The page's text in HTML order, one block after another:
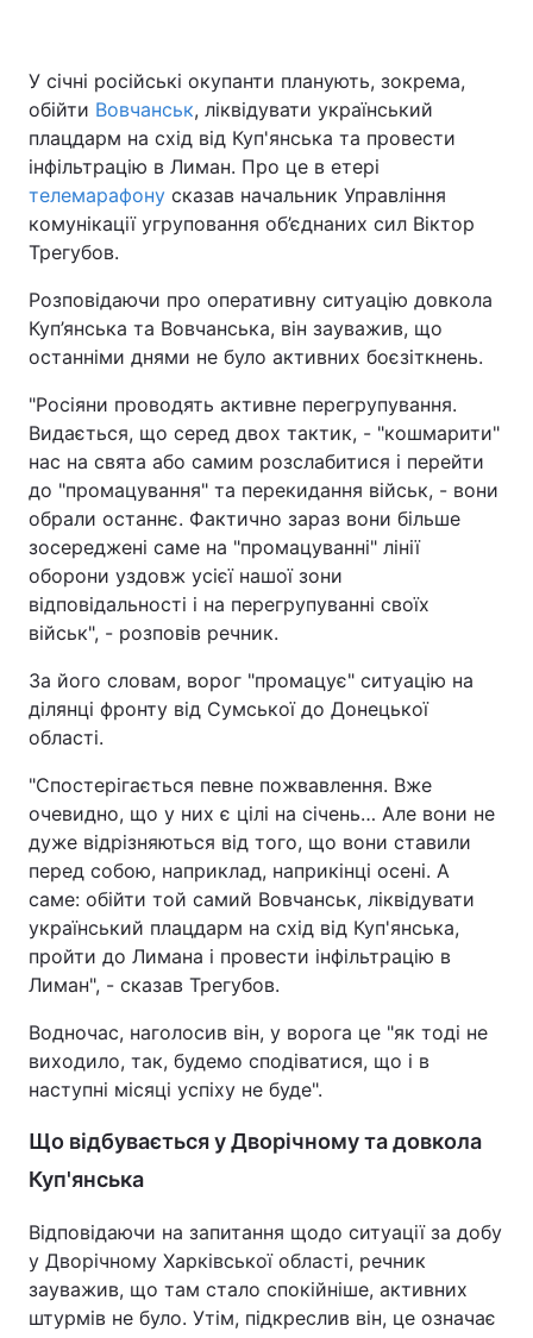
У січні російські окупанти планують, зокрема,
обійти Вовчанськ, ліквідувати український
плацдарм на схід від Куп'янська та провести
інфільтрацію в Лиман. Про це в етері
телемарафону сказав начальник Управління
комунікації угруповання об’єднаних сил Віктор
Трегубов.
Розповідаючи про оперативну ситуацію довкола
Куп’янська та Вовчанська, він зауважив, що
останніми днями не було активних боєзіткнень.
"Росіяни проводять активне перегрупування.
Видається, що серед двох тактик, - "кошмарити"
нас на свята або самим розслабитися і перейти
до "промацування" та перекидання військ, - вони
обрали останнє. Фактично зараз вони більше
зосереджені саме на "промацуванні" лінії
оборони уздовж усієї нашої зони
відповідальності і на перегрупуванні своїх
військ", - розповів речник.
За його словам, ворог "промацує" ситуацію на
ділянці фронту від Сумської до Донецької
області.
"Спостерігається певне пожвавлення. Вже
очевидно, що у них є цілі на січень… Але вони не
дуже відрізняються від того, що вони ставили
перед собою, наприклад, наприкінці осені. А
саме: обійти той самий Вовчанськ, ліквідувати
український плацдарм на схід від Куп'янська,
пройти до Лимана і провести інфільтрацію в
Лиман", - сказав Трегубов.
Водночас, наголосив він, у ворога це "як тоді не
виходило, так, будемо сподіватися, що і в
наступні місяці успіху не буде".
Що відбувається у Дворічному та довкола
Куп'янська
Відповідаючи на запитання щодо ситуації за добу
у Дворічному Харківської області, речник
зауважив, що там стало спокійніше, активних
штурмів не було. Утім, підкреслив він, це означає